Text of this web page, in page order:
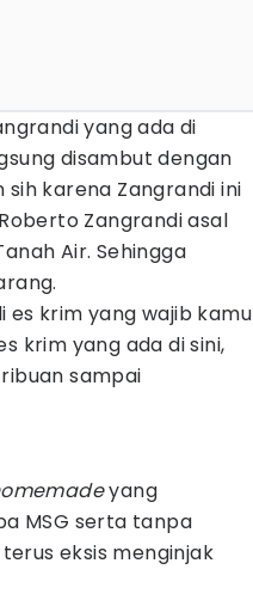
yang ada di
disambut dengan
karena Zangrandi ini
Zangrandi asal
Air. Sehingga
es krim yang wajib kamu
krim yang ada di sini,
sampai
yang
MSG serta tanpa
eksis menginjak